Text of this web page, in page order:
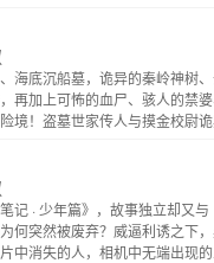
的建筑，吴邪好像知道一切，但
当成了自己的棋盘。他在谋划什
？当一个人透透彻彻地恨过之
，披上了喇嘛的袈裟，吴邪并
海花》中走来，开始全面孤独
海底沉船墓，诡异的秦岭神树
再加上可怖的血尸、骇人的禁
境！盗墓世家传人与摸金校尉诡
记 · 少年篇》，故事独立却又与
何突然被废弃？威逼利诱之下
中消失的人，相机中无端出现的